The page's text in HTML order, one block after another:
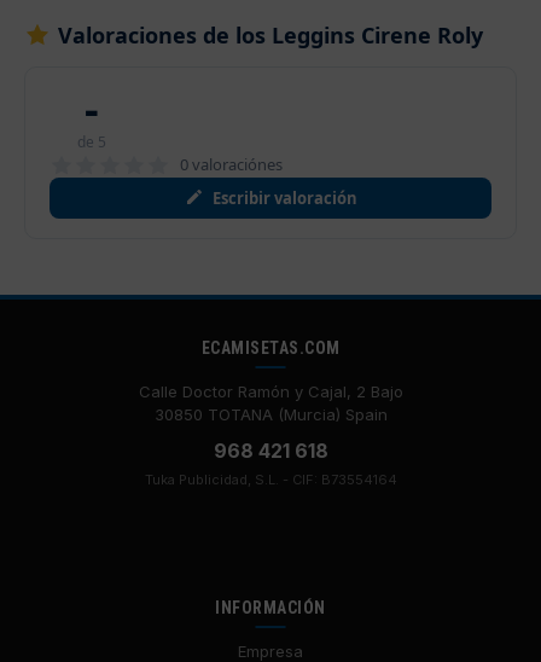
Valoraciones de los Leggins Cirene Roly
-
de 5
0 valoraciónes
Escribir valoración
ECAMISETAS.COM
Calle Doctor Ramón y Cajal, 2 Bajo
30850 TOTANA (Murcia) Spain
968 421 618
Tuka Publicidad, S.L. - CIF: B73554164
INFORMACIÓN
Empresa